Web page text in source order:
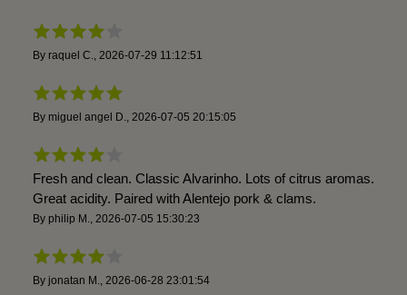
By raquel C. 2026-07-29 11:12:51
By miguel angel D. 2026-07-05 20:15:05
Fresh and clean. Classic Alvarinho. Lots of citrus aromas.
Great acidity. Paired with Alentejo pork & clams.
By philip M. 2026-07-05 15:30:23
By jonatan M. 2026-06-28 23:01:54